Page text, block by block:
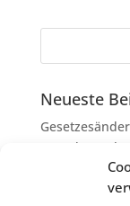
Neueste